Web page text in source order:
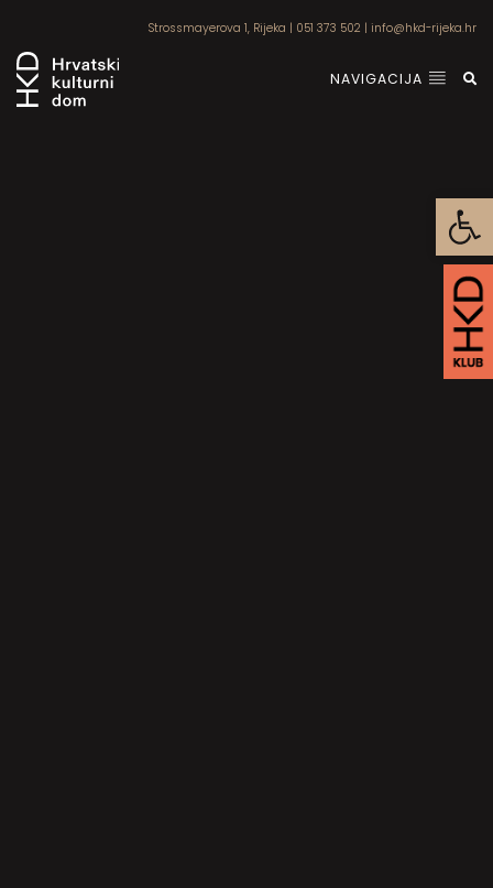
Strossmayerova 1, Rijeka | 051 373 502 | info@hkd-rijeka.hr
NAVIGACIJA